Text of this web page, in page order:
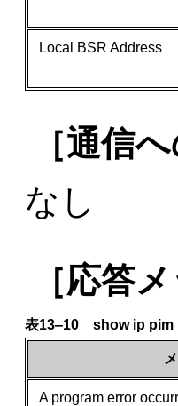
Local BSR Address
［通信
なし
［応答
表13‒10 show ip pim
A program error